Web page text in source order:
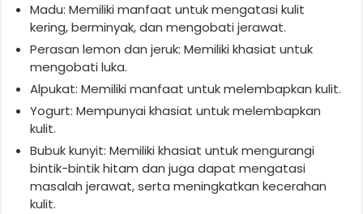
Madu: Memiliki manfaat untuk mengatasi kulit
kering, berminyak, dan mengobati jerawat.
Perasan lemon dan jeruk: Memiliki khasiat untuk
mengobati luka.
Alpukat: Memiliki manfaat untuk melembapkan kulit.
Yogurt: Mempunyai khasiat untuk melembapkan
kulit.
Bubuk kunyit: Memiliki khasiat untuk mengurangi
bintik-bintik hitam dan juga dapat mengatasi
masalah jerawat, serta meningkatkan kecerahan
kulit.